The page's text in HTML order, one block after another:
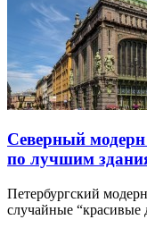
Северный
по лучшим
Петербургский
случайные